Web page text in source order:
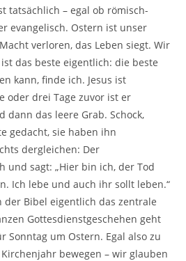
tatsächlich – egal ob römisch-
evangelisch. Ostern ist unser
verloren, das Leben siegt. Wir
das beste eigentlich: die beste
kann, finde ich. Jesus ist
oder drei Tage zuvor ist er
dann das leere Grab. Schock,
gedacht, sie haben ihn
dergleichen: Der
und sagt: „Hier bin ich, der Tod
Ich lebe und auch ihr sollt leben.“
der Bibel eigentlich das zentrale
Gottesdienstgeschehen geht
Sonntag um Ostern. Egal also zu
bewegen – wir glauben